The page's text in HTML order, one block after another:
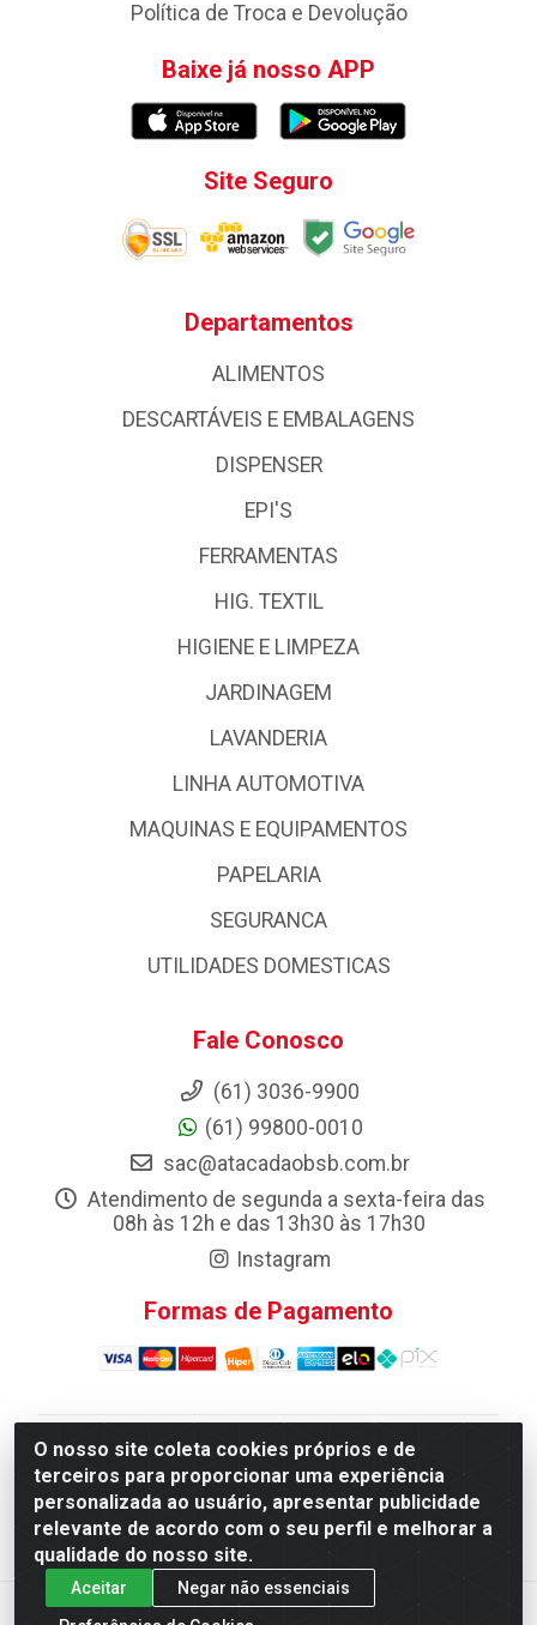
O nosso site coleta cookies próprios e de
terceiros para proporcionar uma experiência
personalizada ao usuário, apresentar publicidade
relevante de acordo com o seu perfil e melhorar a
qualidade do nosso site.
Aceitar
Negar não essenciais
Política de Troca e Devolução
Baixe já nosso APP
Site Seguro
Departamentos
ALIMENTOS
DESCARTÁVEIS E EMBALAGENS
DISPENSER
EPI'S
FERRAMENTAS
HIG. TEXTIL
HIGIENE E LIMPEZA
JARDINAGEM
LAVANDERIA
LINHA AUTOMOTIVA
MAQUINAS E EQUIPAMENTOS
PAPELARIA
SEGURANCA
UTILIDADES DOMESTICAS
Fale Conosco
(61) 3036-9900
(61) 99800-0010
sac@atacadaobsb.com.br
Atendimento de segunda a sexta-feira das
08h às 12h e das 13h30 às 17h30
Instagram
Formas de Pagamento
Atacadao da Limpeza F. Pereira Queiroz Comercio e
Distribuicao LTDA - Quadra Qi 10 Lotes 39 e, 41 - Setor
Industrial (Taguatinga), Brasília/DF - CEP 72.135-100 -
CNPJ 13.184.675/0001-80